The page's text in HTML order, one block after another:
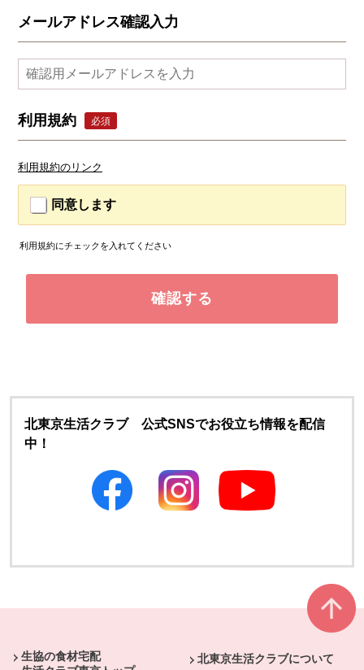
メールアドレス確認入力
利用規約 必須
利用規約のリンク
同意します
利用規約にチェックを入れてください
北東京生活クラブ 公式SNSでお役立ち情報を配信
中！
生協の食材宅配
北東京生活クラブについて